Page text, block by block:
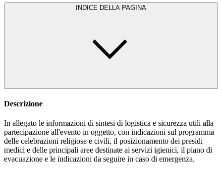
INDICE DELLA PAGINA
Descrizione
In allegato le informazioni di sintesi di logistica e sicurezza utili alla
partecipazione all'evento in oggetto, con indicazioni sul programma
delle celebrazioni religiose e civili, il posizionamento dei presidi
medici e delle principali aree destinate ai servizi igienici, il piano di
evacuazione e le indicazioni da seguire in caso di emergenza.